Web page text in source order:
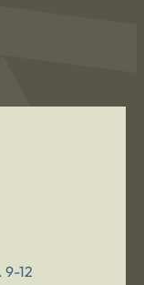
12